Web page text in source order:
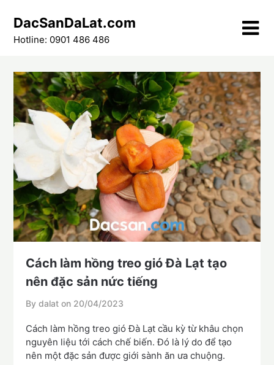
content
DacSanDaLat.com
Hotline: 0901 486 486
Cách làm hồng treo gió Đà Lạt tạo
nên đặc sản nức tiếng
By dalat on 20/04/2023
Cách làm hồng treo gió Đà Lạt cầu kỳ từ khâu chọn
nguyên liệu tới cách chế biến. Đó là lý do để tạo
nên một đặc sản được giới sành ăn ưa chuộng.